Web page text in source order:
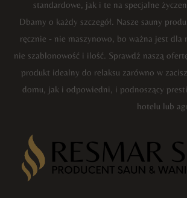
standardowe, jak i te na specjalne
Dbamy o każdy szczegół. Nasze sauny
ręcznie - nie maszynowo, bo ważna jest dla
nie szablonowość i ilość. Sprawdź naszą
produkt idealny do relaksu zarówno w
domu, jak i odpowiedni, i podnoszący
hotelu lub